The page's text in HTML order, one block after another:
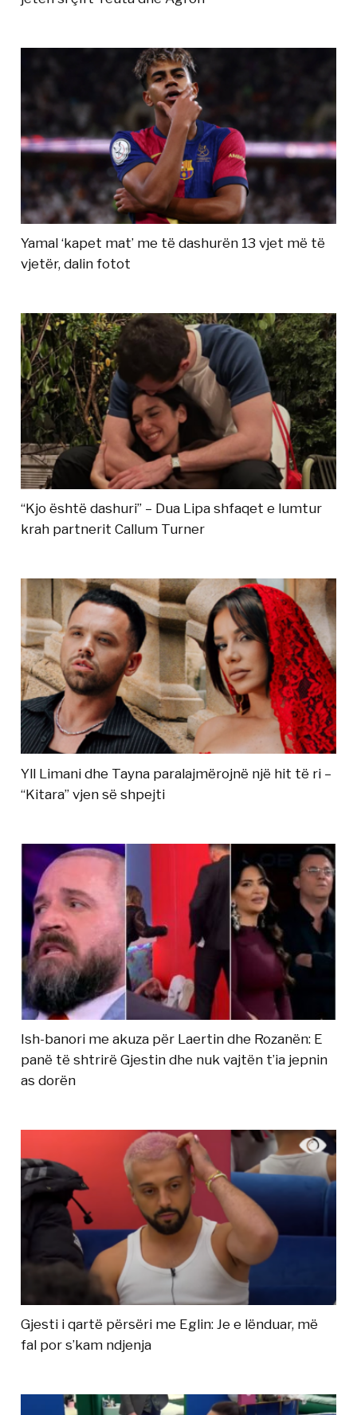
Yamal ‘kapet mat’ me të dashurën 13 vjet më të
vjetër, dalin fotot
“Kjo është dashuri” – Dua Lipa shfaqet e lumtur
krah partnerit Callum Turner
Yll Limani dhe Tayna paralajmërojnë një hit të ri –
“Kitara” vjen së shpejti
Ish-banori me akuza për Laertin dhe Rozanën: E
panë të shtrirë Gjestin dhe nuk vajtën t’ia jepnin
as dorën
Gjesti i qartë përsëri me Eglin: Je e lënduar, më
fal por s’kam ndjenja